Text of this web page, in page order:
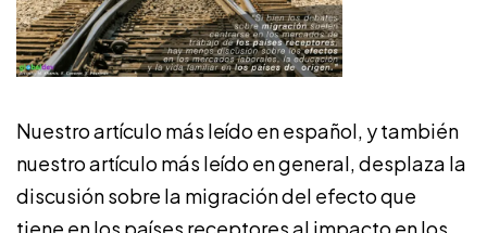
Nuestro artículo más leído en español, y también
nuestro artículo más leído en general, desplaza la
discusión sobre la migración del efecto que